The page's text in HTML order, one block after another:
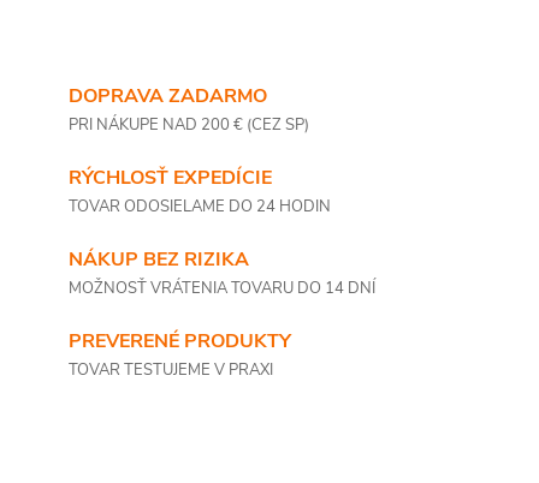
DOPRAVA ZADARMO
PRI NÁKUPE NAD 200 € (CEZ SP)
RÝCHLOSŤ EXPEDÍCIE
TOVAR ODOSIELAME DO 24 HODIN
NÁKUP BEZ RIZIKA
MOŽNOSŤ VRÁTENIA TOVARU DO 14 DNÍ
PREVERENÉ PRODUKTY
TOVAR TESTUJEME V PRAXI